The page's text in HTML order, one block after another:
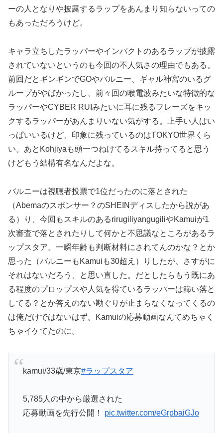
ーの人となりや披露するラップをあんまり知らないっての
もあっただろうけど。
キャラ立ちしたラッパーやインパクトのあるラップが披露
されていないというのも今回の不人気さの理由でもある。
前回だとギンギンでGOやバルニー、ギャル神宮のいるグ
ループがやばかったし、前々回の喉電波みたいな特徴的な
ラッパーやCYBER RUIみたいに耳に残るフレーズをキッ
クするラッパーがあんまりいない気がする。上手い人はい
っぱいいるけど、印象に残っているのはTOKYO世界くら
い。あとKohjiyaも頭一つねけてるスキル持ってると思う
けどもう結構有名なんだよな。
バルニーは視聴者投票で1位だったのに落とされた
（Abemaのスポンサー？のSHEINディスしたから説があ
る）り、今回もスキルのあるrirugiliyangugiliやKamuiが1
次審査で落とされたりして何かと不思議なところがあるラ
ップスタア。一瞬年齢も判断材料にされてんのかな？とか
思った（バルニーもKamuiも30超え）りしたが、さすがに
それはないだろう、と思い直した。だとしたらもう既にあ
る程度のプロップスや人気を得ているラッパーは篩い落と
してる？とか答えのない勘ぐりが止まらなくなってくるの
は俺だけではないはず。Kamuiの応募動画なんてめちゃく
ちゃイケてたのに。
kamui/33歳/東京#ラップスタア
5,785人の中から厳選された
応募動画を先行公開！ pic.twitter.com/eGrpbaiGJo